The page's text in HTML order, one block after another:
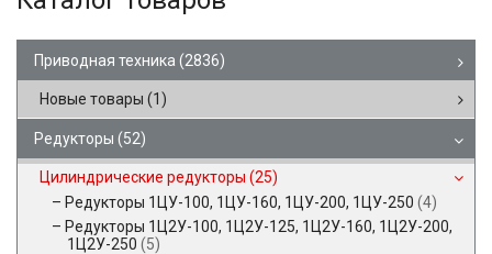
Приводная техника (2836)
Новые товары (1)
Редукторы (52)
Цилиндрические редукторы (25)
Редукторы 1ЦУ-100, 1ЦУ-160, 1ЦУ-200, 1ЦУ-250 (4)
Редукторы 1Ц2У-100, 1Ц2У-125, 1Ц2У-160, 1Ц2У-200,
1Ц2У-250 (5)